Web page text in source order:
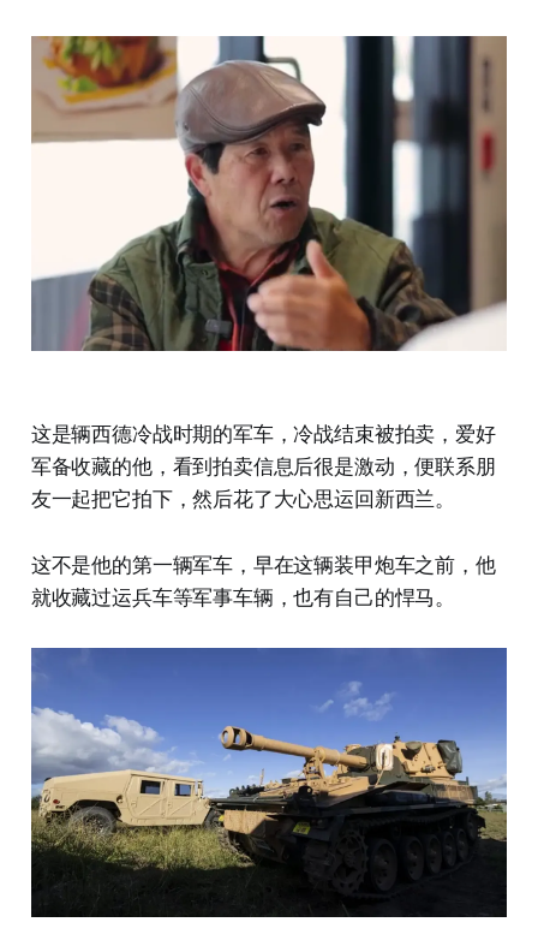
这是辆西德冷战时期的军车，冷战结束被拍卖，爱好
军备收藏的他，看到拍卖信息后很是激动，便联系朋
友一起把它拍下，然后花了大心思运回新西兰。
这不是他的第一辆军车，早在这辆装甲炮车之前，他
就收藏过运兵车等军事车辆，也有自己的悍马。